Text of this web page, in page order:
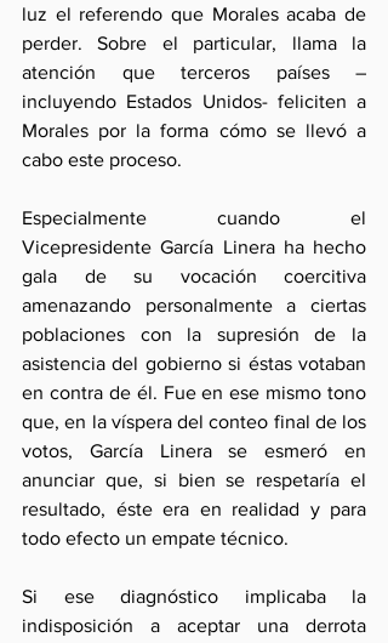
luz el referendo que Morales acaba de
perder. Sobre el particular, llama la
atención que terceros países –
incluyendo Estados Unidos- feliciten a
Morales por la forma cómo se llevó a
cabo este proceso.
Especialmente cuando el
Vicepresidente García Linera ha hecho
gala de su vocación coercitiva
amenazando personalmente a ciertas
poblaciones con la supresión de la
asistencia del gobierno si éstas votaban
en contra de él. Fue en ese mismo tono
que, en la víspera del conteo final de los
votos, García Linera se esmeró en
anunciar que, si bien se respetaría el
resultado, éste era en realidad y para
todo efecto un empate técnico.
Si ese diagnóstico implicaba la
indisposición a aceptar una derrota